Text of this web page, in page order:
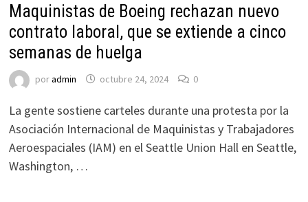
Maquinistas de Boeing rechazan nuevo
contrato laboral, que se extiende a cinco
semanas de huelga
poradmin octubre 24, 2024 0
La gente sostiene carteles durante una protesta por la
Asociación Internacional de Maquinistas y Trabajadores
Aeroespaciales (IAM) en el Seattle Union Hall en Seattle,
Washington, …